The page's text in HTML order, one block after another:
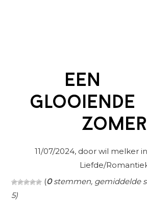
Een
glooiende
zomer
11/07/2024, door wil melker in
Liefde/
(0stemmen, gemiddelde
5)